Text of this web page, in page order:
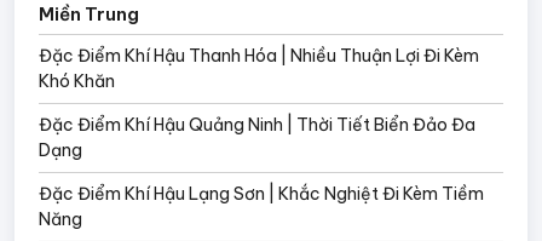
Miền Trung
Đặc Điểm Khí Hậu Thanh Hóa | Nhiều Thuận Lợi Đi Kèm
Khó Khăn
Đặc Điểm Khí Hậu Quảng Ninh | Thời Tiết Biển Đảo Đa
Dạng
Đặc Điểm Khí Hậu Lạng Sơn | Khắc Nghiệt Đi Kèm Tiềm
Năng